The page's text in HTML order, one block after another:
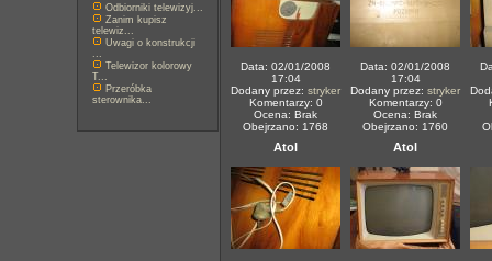
Odbiorniki telewizyj...
Zanim kupisz
telewiz...
Uwagi o konstrukcji
...
Telewizor kolorowy
T...
Przeróbka
sterownika...
Data: 02/01/2008
17:04
Dodany przez: stryker
Komentarzy: 0
Ocena: Brak
Obejrzano: 1768
Data: 02/01/2008
17:04
Dodany przez: stryker
Komentarzy: 0
Ocena: Brak
Obejrzano: 1760
Atol Atol